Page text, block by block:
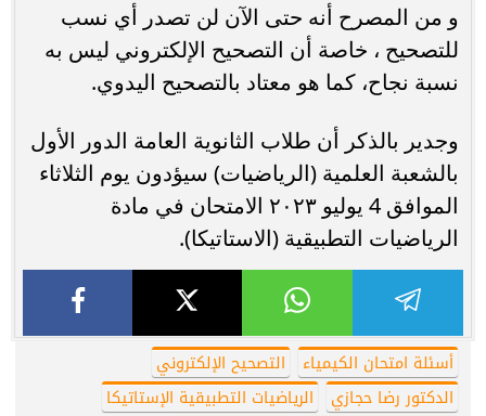
و من المصرح أنه حتى الآن لن تصدر أي نسب
للتصحيح ، خاصة أن التصحيح الإلكتروني ليس به
نسبة نجاح، كما هو معتاد بالتصحيح اليدوي.
وجدير بالذكر أن طلاب الثانوية العامة الدور الأول
بالشعبة العلمية (الرياضيات) سيؤدون يوم الثلاثاء
الموافق 4 يوليو ٢٠٢٣ الامتحان في مادة
الرياضيات التطبيقية (الاستاتيكا).
أسئلة امتحان الكيمياء
التصحيح الإلكتروني
الدكتور رضا حجازي
الرياضيات التطبيقية الإستاتيكا